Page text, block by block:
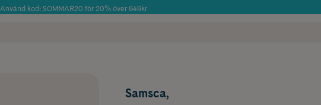
Använd kod: SOMMAR20 för 20% över 649kr
Samsca,